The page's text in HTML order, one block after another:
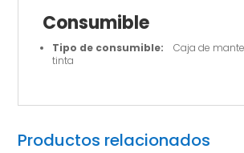
cantidad
Consumible
Tipo de consumible: Caja de
tinta
Productos relacionados